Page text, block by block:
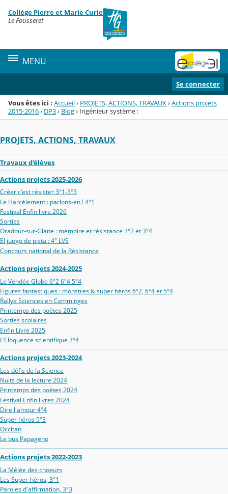
Menu de la rubrique
Contenu
Collège Pierre et Marie Curie
Le Fousseret
MENU
Se connecter
Vous êtes ici : Accueil› PROJETS, ACTIONS, TRAVAUX ›Actions projets
2015-2016› DP3› Blog› Ingénieur système :
PROJETS, ACTIONS, TRAVAUX
Travaux d'élèves
Actions projets 2025-2026
Créer c'est résister 3°1-3°3
Le Harcèlement : parlons-en ! 4°1
Festival Enfin livre 2026
Sorties
Oradour‑sur‑Glane : mémoire et résistance 3°2 et 3°4
El juego de pista : 4° LVS
Concours national de la Résistance
Actions projets 2024-2025
Le Vendée Globe 6°2 6°4 5°4
Figures fantastiques : monstres & super héros 6°2, 6°4 et 5°4
Rallye Sciences en Comminges
Printemps des poètes 2025
Sorties scolaires
Enfin Livre 2025
L'Eloquence scientifique 3°4
Actions projets 2023-2024
Les défis de la Science
Nuits de la lecture 2024
Printemps des poètes 2024
Festival Enfin livres 2024
Dire l'amour 4°4
Super héros 5°3
Occitan
Le bus Papageno
Actions projets 2022-2023
La Mêlée des choeurs
Les Super-héros, 3°1
Paroles d'affirmation, 3°3